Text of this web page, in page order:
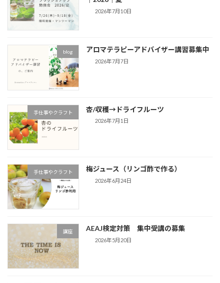
2026年7月10日
blog アロマテラピーアドバイザー講習募集中
2026年7月7日
手仕事やクラフト 杏/収穫→ドライフルーツ
2026年7月1日
手仕事やクラフト 梅ジュース（リンゴ酢で作る）
2026年6月24日
講座 AEAJ検定対策 集中受講の募集
2026年5月20日